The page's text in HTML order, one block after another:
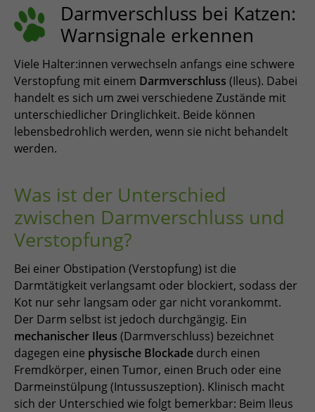
Darmverschluss bei Katzen:
Warnsignale erkennen
Viele Halter:innen verwechseln anfangs eine schwere
Verstopfung mit einem Darmverschluss (Ileus). Dabei
handelt es sich um zwei verschiedene Zustände mit
unterschiedlicher Dringlichkeit. Beide können
lebensbedrohlich werden, wenn sie nicht behandelt
werden.
Was ist der Unterschied
zwischen Darmverschluss und
Verstopfung?
Bei einer Obstipation (Verstopfung) ist die
Darmtätigkeit verlangsamt oder blockiert, sodass der
Kot nur sehr langsam oder gar nicht vorankommt.
Der Darm selbst ist jedoch durchgängig. Ein
mechanischer Ileus (Darmverschluss) bezeichnet
dagegen eine physische Blockade durch einen
Fremdkörper, einen Tumor, einen Bruch oder eine
Darmeinstülpung (Intussuszeption). Klinisch macht
sich der Unterschied wie folgt bemerkbar: Beim Ileus